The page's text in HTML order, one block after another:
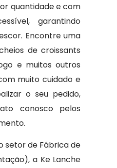
quantidade e com
garantindo
Encontre uma
de croissants
e muitos outros
muito cuidado e
o seu pedido,
conosco pelos
setor de Fábrica de
a Ke Lanche